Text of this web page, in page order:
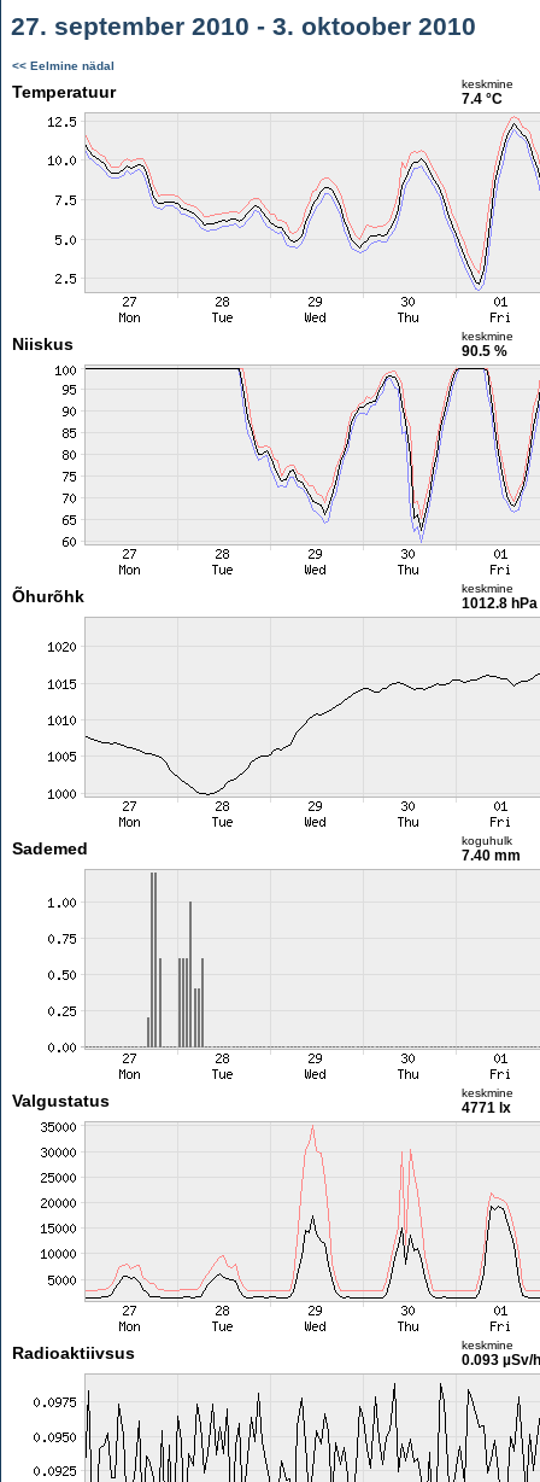
27. september 2010 - 3. oktoober 2010
<< Eelmine nädal
Temperatuur keskmine
7.4 °C
Niiskus keskmine
90.5 %
Õhurõhk keskmine
1012.8 hPa
Sademed koguhulk
7.40 mm
Valgustatus keskmine
4771 lx
Radioaktiivsus keskmine
0.093 µSv/h